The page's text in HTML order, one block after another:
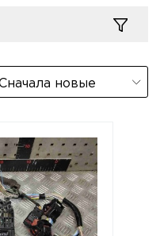
новые